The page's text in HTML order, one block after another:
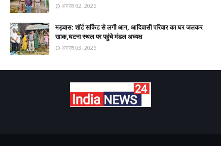
अगस्त 02, 2026
मड़वास: शॉर्ट सर्किट से लगी आग, आदिवासी परिवार का घर जलकर
खाक,घटना स्थल पर पहुंचे मंडल अध्यक्ष
अगस्त 03, 2026